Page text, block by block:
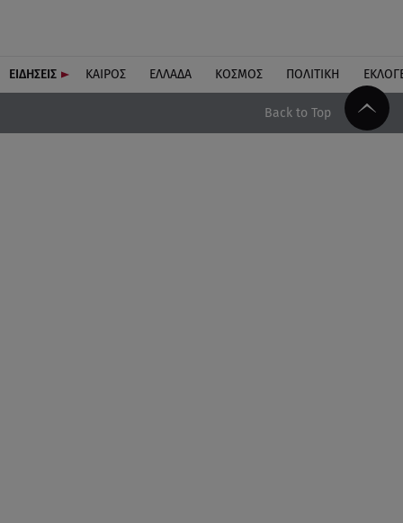
ΕΙΔΗΣΕΙΣ ΚΑΙΡΟΣ ΕΛΛΑΔΑ ΚΟΣΜΟΣ ΠΟΛΙΤΙΚΗ
Back to Top